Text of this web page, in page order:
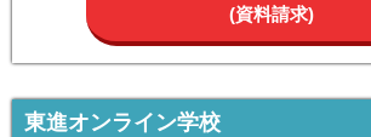
(資料請求)
東進オンライン学校